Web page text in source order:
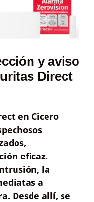
y aviso
Direct
en Cicero
eficaz.
la
a
. Desde allí, se